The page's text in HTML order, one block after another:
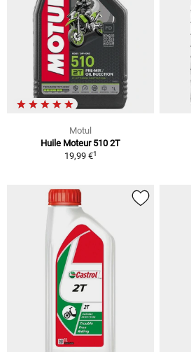
Motul
Huile Moteur 510 2T
19,99 €1